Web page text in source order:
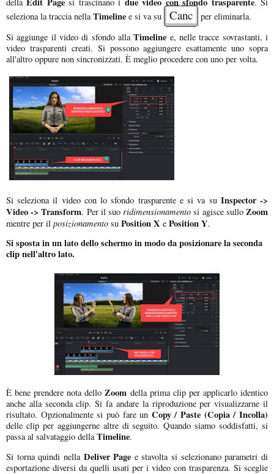
seleziona la traccia nellaTimeline e si va su Canc
per eliminarla.
Si aggiunge il video di sfondo allaTimeline e, nelle tracce sovrastanti, i
video trasparenti creati. Si possono aggiungere esattamente uno sopra
all'altro oppure non sincronizzati. È meglio procedere con uno per volta.
Si seleziona il video con lo sfondo trasparente e si va su Inspector ->
Video -> Transform. Per il suo ridimensionamento si agisce sulloZoom
mentre per il posizionamento su Position X e Position Y.
Si sposta in un lato dello schermo in modo da posizionare la seconda
clip nell'altro lato.
È bene prendere nota delloZoom della prima clip per applicarlo identico
anche alla seconda clip. Si fa andare la riproduzione per visualizzarne il
risultato. Opzionalmente si può fare un Copy / Paste (Copia / Incolla)
delle clip per aggiungerne altre di seguito. Quando siamo soddisfatti, si
passa al salvataggio dellaTimeline.
Si torna quindi nella Deliver Page e stavolta si selezionano parametri di
esportazione diversi da quelli usati per i video con trasparenza. Si sceglie